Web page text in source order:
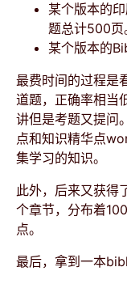
某个版本的
题总计500页
某个版本的
最费时间的过程是
道题，正确率相当
讲但是考题又提问
点和知识精华点
集学习的知识。
此外，后来又获得
个章节，分布着
点。
最后，拿到一本